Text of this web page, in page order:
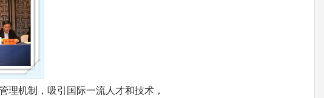
理机制，吸引国际一流人才和技术，